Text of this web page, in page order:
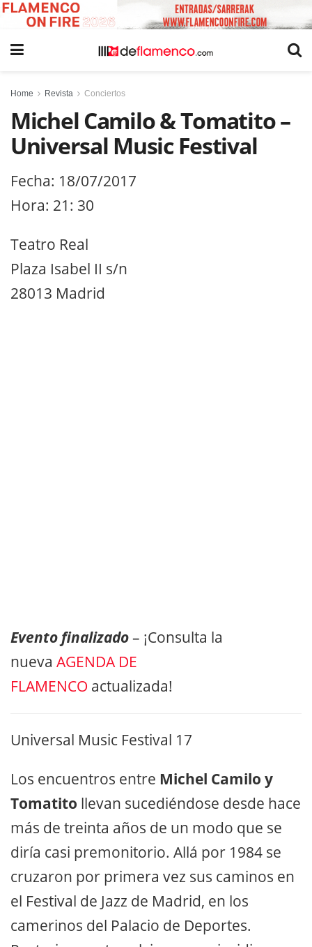
Home Revista Conciertos
Michel Camilo & Tomatito –
Universal Music Festival
Fecha: 18/07/2017
Hora: 21: 30
Teatro Real
Plaza Isabel II s/n
28013 Madrid
Evento finalizado– ¡Consulta la
nueva AGENDA DE
FLAMENCO actualizada!
Universal Music Festival 17
Los encuentros entre Michel Camilo y
Tomatito llevan sucediéndose desde hace
más de treinta años de un modo que se
diría casi premonitorio. Allá por 1984 se
cruzaron por primera vez sus caminos en
el Festival de Jazz de Madrid, en los
camerinos del Palacio de Deportes.